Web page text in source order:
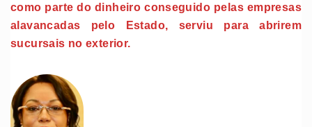
como parte do dinheiro conseguido pelas empresas
alavancadas pelo Estado, serviu para abrirem
sucursais no exterior.